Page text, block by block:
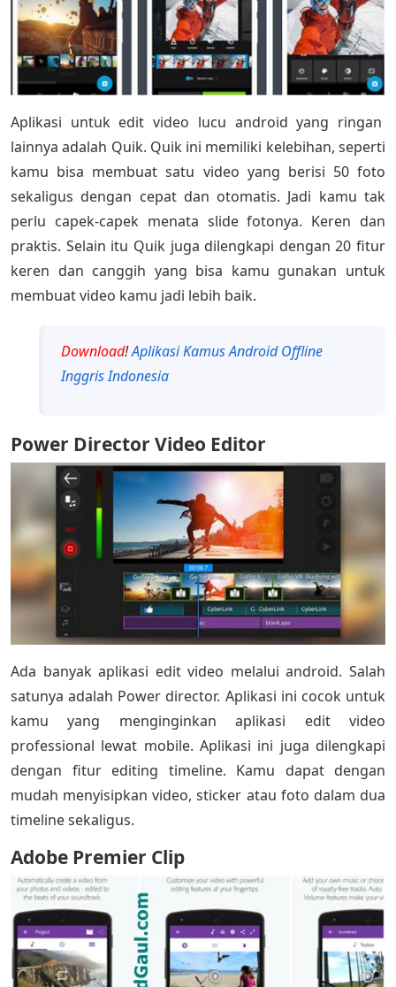
Aplikasi untuk edit video lucu android yang ringan
lainnya adalah Quik. Quik ini memiliki kelebihan, seperti
kamu bisa membuat satu video yang berisi 50 foto
sekaligus dengan cepat dan otomatis. Jadi kamu tak
perlu capek-capek menata slide fotonya. Keren dan
praktis. Selain itu Quik juga dilengkapi dengan 20 fitur
keren dan canggih yang bisa kamu gunakan untuk
membuat video kamu jadi lebih baik.
Download!Aplikasi Kamus Android Offline
Inggris Indonesia
Power Director Video Editor
Ada banyak aplikasi edit video melalui android. Salah
satunya adalah Power director. Aplikasi ini cocok untuk
kamu yang menginginkan aplikasi edit video
professional lewat mobile. Aplikasi ini juga dilengkapi
dengan fitur editing timeline. Kamu dapat dengan
mudah menyisipkan video, sticker atau foto dalam dua
timeline sekaligus.
Adobe Premier Clip